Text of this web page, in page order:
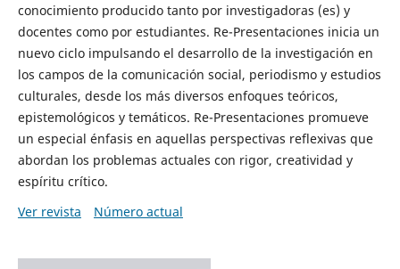
conocimiento producido tanto por investigadoras (es) y
docentes como por estudiantes. Re-Presentaciones inicia un
nuevo ciclo impulsando el desarrollo de la investigación en
los campos de la comunicación social, periodismo y estudios
culturales, desde los más diversos enfoques teóricos,
epistemológicos y temáticos. Re-Presentaciones promueve
un especial énfasis en aquellas perspectivas reflexivas que
abordan los problemas actuales con rigor, creatividad y
espíritu crítico.
Ver revista
Número actual